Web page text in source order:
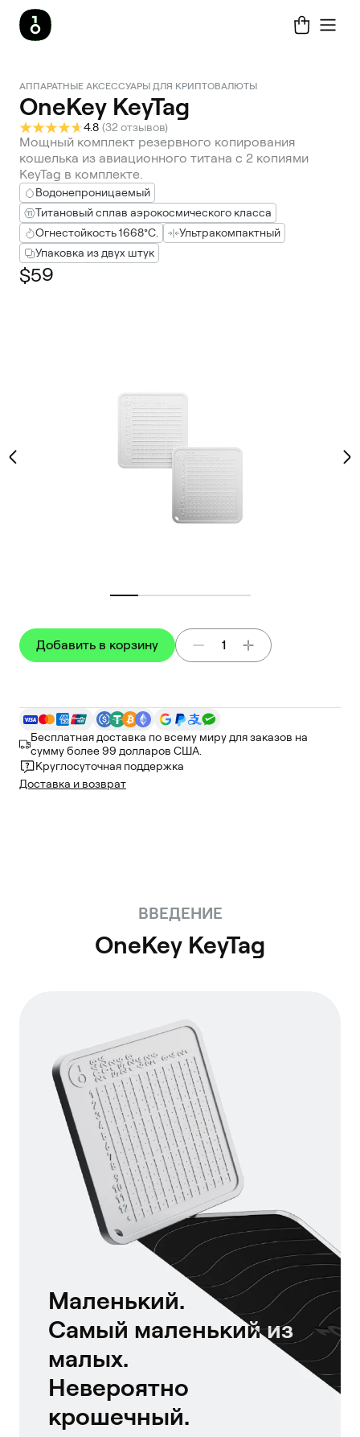
АППАРАТНЫЕ АКСЕССУАРЫ ДЛЯ КРИПТОВАЛЮТЫ
OneKey KeyTag
4.8 (32 отзывов)
Мощный комплект резервного копирования
кошелька из авиационного титана с 2 копиями
KeyTag в комплекте.
Водонепроницаемый
Титановый сплав аэрокосмического класса
Огнестойкость 1668°C.
Ультракомпактный
Упаковка из двух штук
$59
Добавить в корзину 1
Бесплатная доставка по всему миру для заказов на
сумму более 99 долларов США.
Круглосуточная поддержка
Доставка и возврат
ВВЕДЕНИЕ
OneKey KeyTag
Маленький.
Самый маленький из
малых.
Невероятно
крошечный.